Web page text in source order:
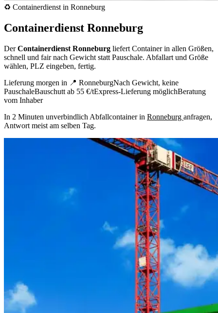
♻️ Containerdienst in Ronneburg
Containerdienst Ronneburg
DerContainerdienst Ronneburg liefert Container in allen Größen,
schnell und fair nach Gewicht statt Pauschale. Abfallart und Größe
wählen, PLZ eingeben, fertig.
Lieferung morgen in 📍 RonneburgNach Gewicht, keine
PauschaleBauschutt ab 55 €/tExpress-Lieferung möglichBeratung
vom Inhaber
In 2 Minuten unverbindlich Abfallcontainer in Ronneburg anfragen,
Antwort meist am selben Tag.